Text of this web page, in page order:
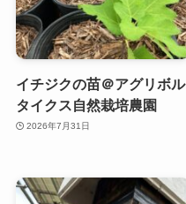
イチジクの苗＠アグリボル
タイクス自然栽培農園
2026年7月31日